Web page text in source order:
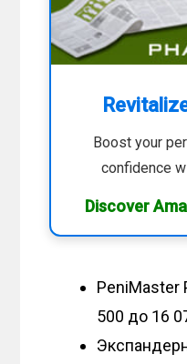
Boost your
confidence
Discover
PeniMaster
500 до 16